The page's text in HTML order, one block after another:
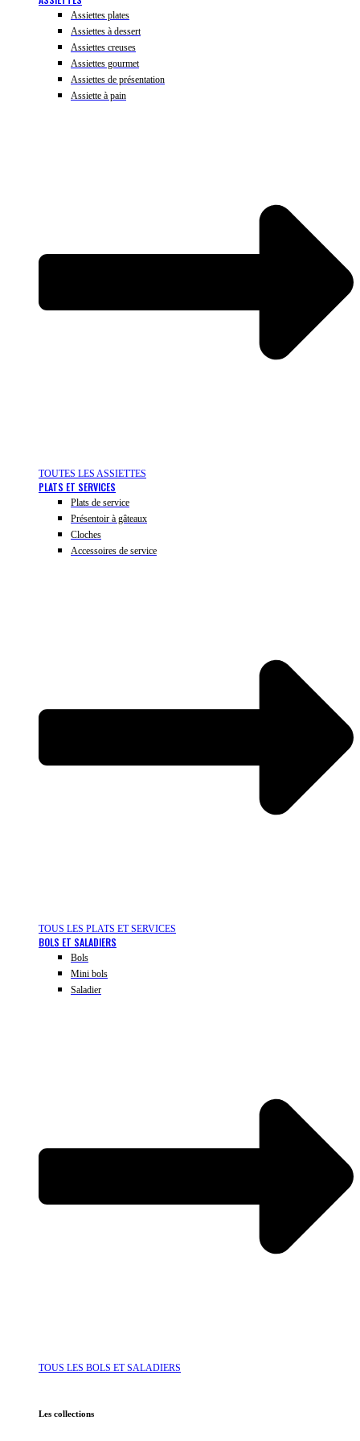
Assiettes plates
Assiettes à dessert
Assiettes creuses
Assiettes gourmet
Assiettes de présentation
Assiette à pain
TOUTES LES ASSIETTES
PLATS ET SERVICES
Plats de service
Présentoir à gâteaux
Cloches
Accessoires de service
TOUS LES PLATS ET SERVICES
BOLS ET SALADIERS
Bols
Mini bols
Saladier
TOUS LES BOLS ET SALADIERS
Les collections